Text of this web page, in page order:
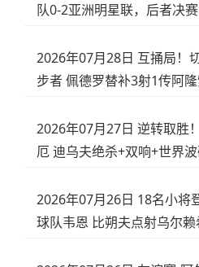
队0-2亚洲明星联，后者决
2026年07月28日 互捅局！
步者 佩德罗替补3射1传阿
2026年07月27日 逆转取胜
厄 迪乌夫绝杀+双响+世界
2026年07月26日 18名小将
球队韦恩 比朔夫点射乌尔赖